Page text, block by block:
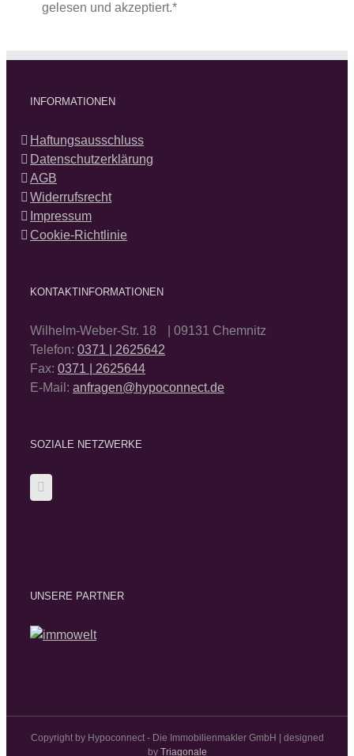
gelesen und akzeptiert.*
INFORMATIONEN
Haftungsausschluss
Datenschutzerklärung
AGB
Widerrufsrecht
Impressum
Cookie-Richtlinie
KONTAKTINFORMATIONEN
Wilhelm-Weber-Str. 18 | 09131 Chemnitz
Telefon: 0371 | 2625642
Fax: 0371 | 2625644
E-Mail: anfragen@hypoconnect.de
SOZIALE NETZWERKE
UNSERE PARTNER
Copyright by Hypoconnect - Die Immobilienmakler GmbH | designed
by Triagonale